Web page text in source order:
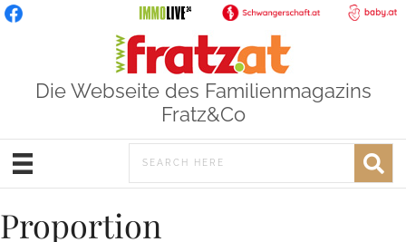
Die Webseite des Familienmagazins
Fratz&Co
Proportion